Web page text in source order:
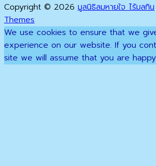
Copyright © 2026 มูลนิธิลมหายใจ ไร้มลทิน
Themes
Scroll
Up
We use cookies to ensure that we
experience on our website. If you
site we will assume that you are